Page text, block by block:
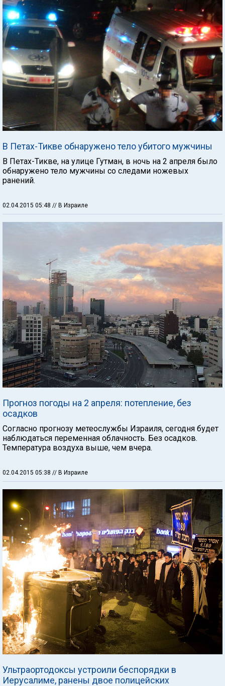
В Петах-Тикве обнаружено тело убитого мужчины
В Петах-Тикве, на улице Гутман, в ночь на 2 апреля было
обнаружено тело мужчины со следами ножевых
ранений.
02.04.2015 05:48 // В Израиле
Прогноз погоды на 2 апреля: потепление, без
осадков
Согласно прогнозу метеослужбы Израиля, сегодня будет
наблюдаться переменная облачность. Без осадков.
Температура воздуха выше, чем вчера.
02.04.2015 05:38 // В Израиле
Ультраортодоксы устроили беспорядки в
Иерусалиме, ранены двое полицейских